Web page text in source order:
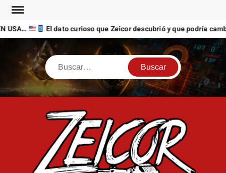
Saltar
contenido
USA… El dato curioso que Zeicor descubrió y que podría
Buscar